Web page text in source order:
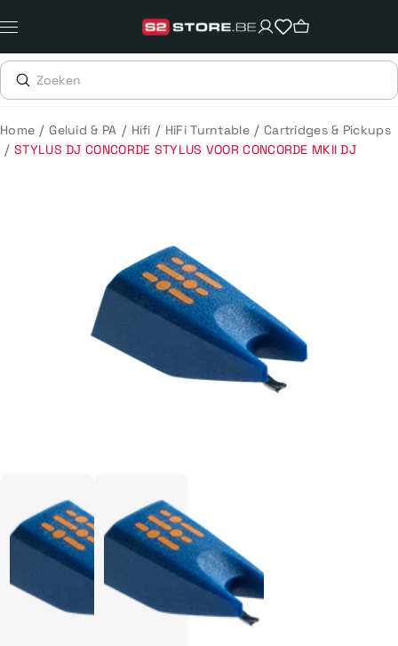
naar
content
Home / Geluid & PA / Hifi / HiFi Turntable / Cartridges & Pickups
/ STYLUS DJ CONCORDE STYLUS VOOR CONCORDE MKII DJ